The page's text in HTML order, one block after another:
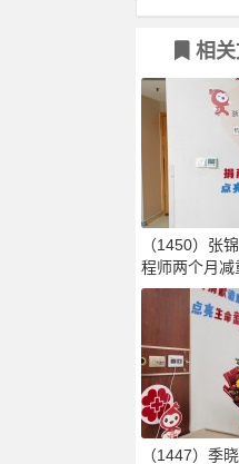
相
（1450）张
程师两个月
（1447）季